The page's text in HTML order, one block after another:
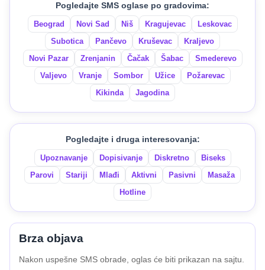
Pogledajte SMS oglase po gradovima:
Beograd Novi Sad Niš Kragujevac
Leskovac
Subotica
Pančevo Kruševac
Kraljevo
Novi Pazar
Zrenjanin Čačak Šabac
Smederevo
Valjevo
Vranje Sombor Užice
Požarevac
Kikinda
Jagodina
Pogledajte i druga interesovanja:
Upoznavanje Dopisivanje Diskretno
Biseks
Parovi
Stariji Mlađi Aktivni Pasivni
Masaža
Hotline
Brza objava
Nakon uspešne SMS obrade, oglas će biti prikazan na sajtu.